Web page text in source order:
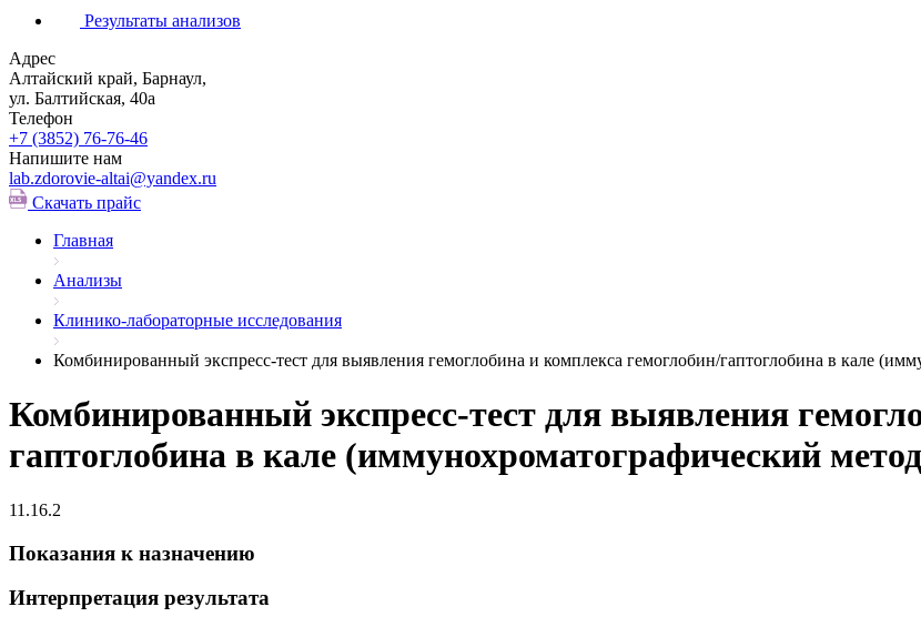
Результаты анализов
Адрес
Алтайский край, Барнаул,
ул. Балтийская, 40а
Телефон
+7 (3852) 76-76-46
Напишите нам
lab.zdorovie-altai@yandex.ru
Скачать прайс
Главная
Анализы
Клинико-лабораторные исследования
Комбинированный экспресс-тест для выявления гемоглобина и комплекса гемоглобин/гаптоглобина в кале
Комбинированный экспресс-тест для выявления
гаптоглобина в кале (иммунохроматографический
11.16.2
Показания к назначению
Интерпретация результата